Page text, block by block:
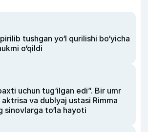
tushgan yo‘l qurilishi bo‘yicha
o‘qildi
uchun tug‘ilgan edi”. Bir umr
va dublyaj ustasi Rimma
sinovlarga to‘la hayoti